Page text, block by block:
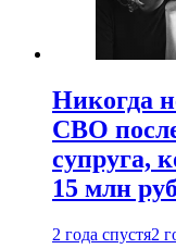
Никогда
СВО
супруга,
15 млн
2 года спустя2